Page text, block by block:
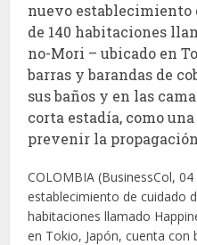
nuevo establecimiento
de 140 habitaciones
no-Mori – ubicado en
barras y barandas de
sus baños y en las
corta estadía, como
prevenir la
COLOMBIA (BusinessCol,
establecimiento de cuidado
habitaciones llamado
en Tokio, Japón, cuenta con